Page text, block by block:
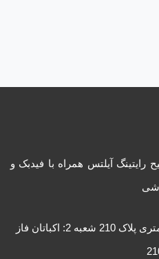
رایتینگ آیلتس همراه با فیدبک و
شعبه 1: بهارستان خیابان 16متری پلاک 210 شعبه 2: اکباتان فاز